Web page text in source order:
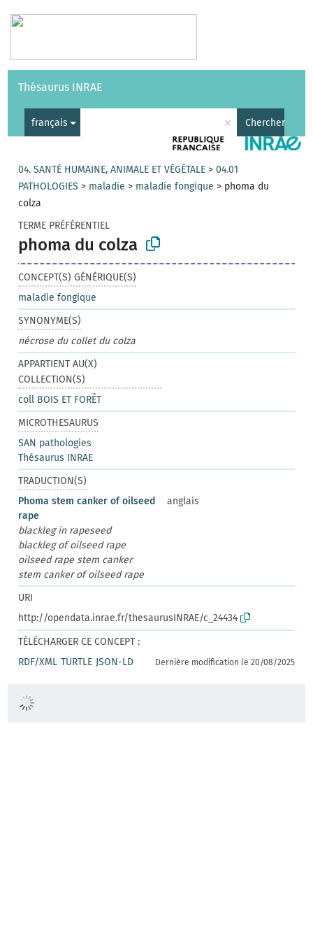
Vocabulaires API
Thésaurus INRAE
français × Chercher
04. SANTÉ HUMAINE, ANIMALE ET VÉGÉTALE >04.01
PATHOLOGIES > maladie > maladie fongique > phoma du
colza
TERME PRÉFÉRENTIEL
phoma du colza
CONCEPT(S) GÉNÉRIQUE(S)
maladie fongique
SYNONYME(S)
nécrose du collet du colza
APPARTIENT AU(X)
COLLECTION(S)
coll BOIS ET FORÊT
MICROTHESAURUS
SAN pathologies
Thésaurus INRAE
TRADUCTION(S)
Phoma stem canker of oilseed
rape
anglais
blackleg in rapeseed
blackleg of oilseed rape
oilseed rape stem canker
stem canker of oilseed rape
URI
http://opendata.inrae.fr/thesaurusINRAE/c_24434
TÉLÉCHARGER CE CONCEPT :
RDF/XML TURTLE JSON-LD Dernière modification le 20/08/2025